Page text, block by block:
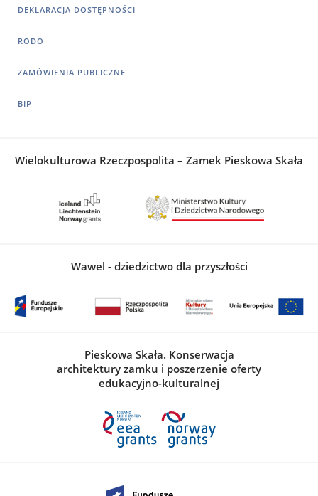
DEKLARACJA DOSTĘPNOŚCI
RODO
ZAMÓWIENIA PUBLICZNE
BIP
Wielokulturowa Rzeczpospolita – Zamek Pieskowa Skała
Wawel - dziedzictwo dla przyszłości
Pieskowa Skała. Konserwacja
architektury zamku i poszerzenie oferty
edukacyjno-kulturalnej